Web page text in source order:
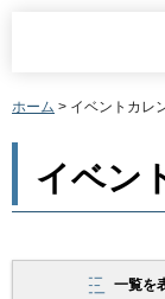
ホーム > イベントカレ
イベン
一覧を